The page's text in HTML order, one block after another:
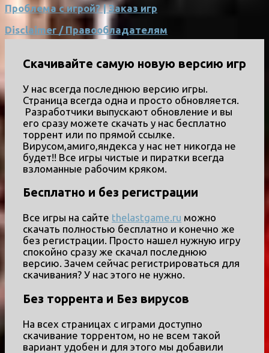
Проблема с игрой? | Заказ игр
Disclaimer / Правообладателям
Скачивайте самую новую версию игр
У нас всегда последнюю версию игры.
Страница всегда одна и просто обновляется.
Разработчики выпускают обновление и вы
его сразу можете скачать у нас бесплатно
торрент или по прямой ссылке.
Вирусом,амиго,яндекса у нас нет никогда не
будет!! Все игры чистые и пиратки всегда
взломанные рабочим кряком.
Бесплатно и без регистрации
Все игры на сайте thelastgame.ru можно
скачать полностью бесплатно и конечно же
без регистрации. Просто нашел нужную игру
спокойно сразу же скачал последнюю
версию. Зачем сейчас регистрироваться для
скачивания? У нас этого не нужно.
Без торрента и Без вирусов
На всех страницах с играми доступно
скачивание торрентом, но не всем такой
вариант удобен и для этого мы добавили